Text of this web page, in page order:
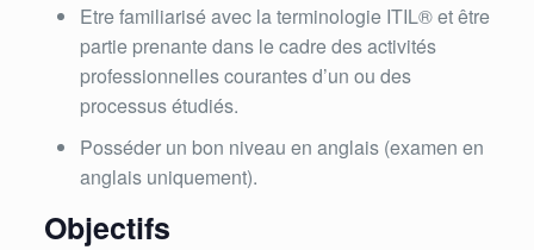
Etre familiarisé avec la terminologie ITIL® et être
partie prenante dans le cadre des activités
professionnelles courantes d’un ou des
processus étudiés.
Posséder un bon niveau en anglais (examen en
anglais uniquement).
Objectifs